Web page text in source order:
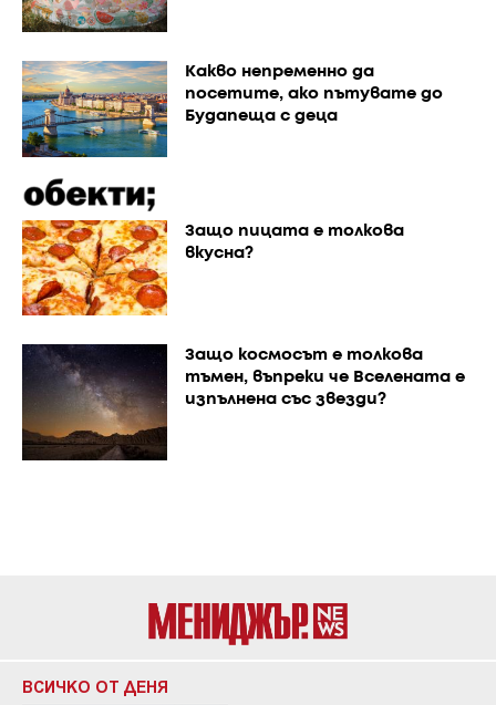
Какво непременно да
посетите, ако пътувате до
Будапеща с деца
Защо пицата е толкова
вкусна?
Защо космосът е толкова
тъмен, въпреки че Вселената е
изпълнена със звезди?
ВСИЧКО ОТ ДЕНЯ